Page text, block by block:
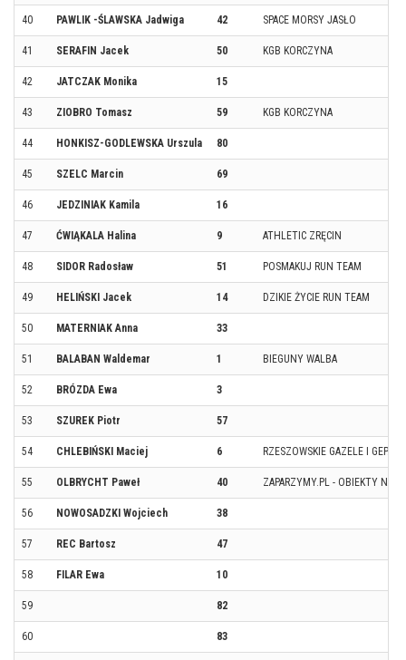
40 PAWLIK -ŚLAWSKA Jadwiga 42 SPACE MORSY JASŁO
41 SERAFIN Jacek 50 KGB KORCZYNA
42 JATCZAK Monika 15
43 ZIOBRO Tomasz 59 KGB KORCZYNA
44 HONKISZ-GODLEWSKA Urszula 80
45 SZELC Marcin 69
46 JEDZINIAK Kamila 16
47 ĆWIĄKALA Halina 9 ATHLETIC ZRĘCIN
48 SIDOR Radosław 51 POSMAKUJ RUN TEAM
49 HELIŃSKI Jacek 14 DZIKIE ŻYCIE RUN TEAM
50 MATERNIAK Anna 33
51 BALABAN Waldemar 1 BIEGUNY WALBA
52 BRÓZDA Ewa 3
53 SZUREK Piotr 57
54 CHLEBIŃSKI Maciej 6 RZESZOWSKIE GAZELE I
55 OLBRYCHT Paweł 40 ZAPARZYMY.PL - OBIEKTY
56 NOWOSADZKI Wojciech 38
57 REC Bartosz 47
58 FILAR Ewa 10
59 82
60 83